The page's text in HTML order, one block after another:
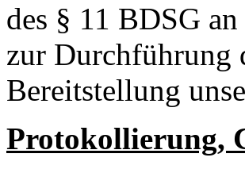
des § 11 BDSG
zur Durchführung
Bereitstellung
Protokollierung,